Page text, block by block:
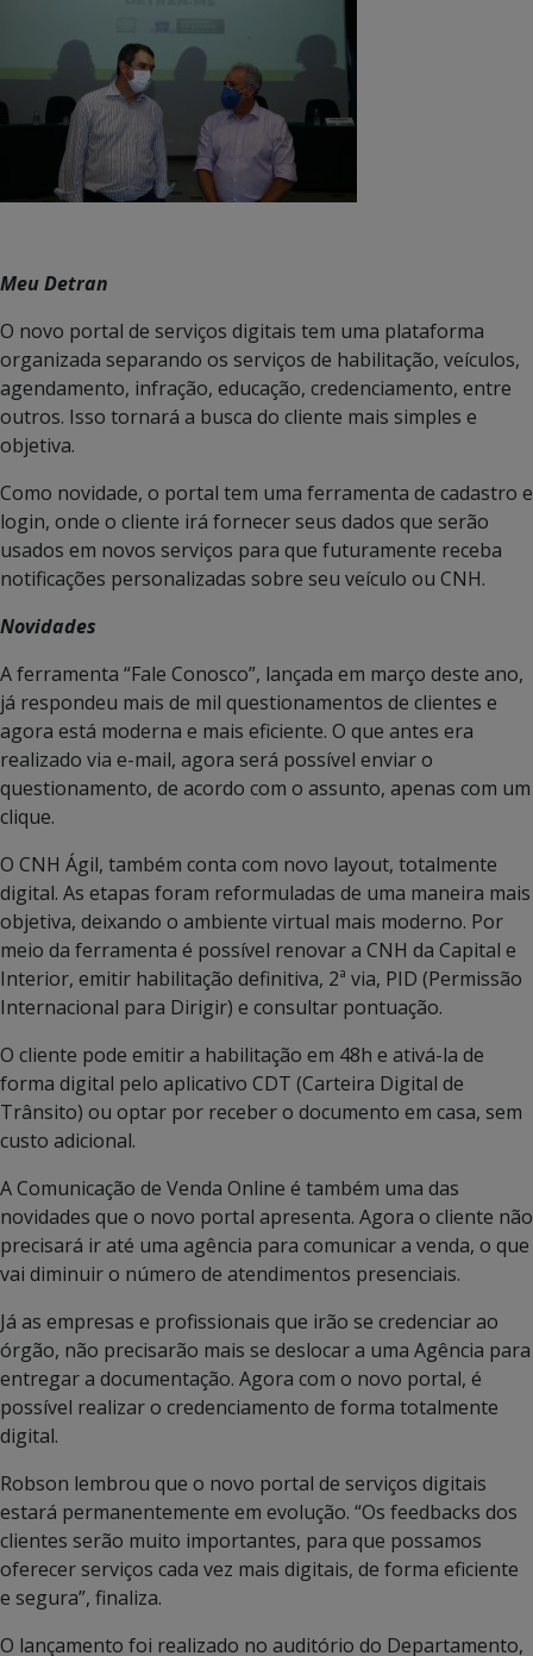
Meu Detran
O novo portal de serviços digitais tem uma plataforma
organizada separando os serviços de habilitação, veículos,
agendamento, infração, educação, credenciamento, entre
outros. Isso tornará a busca do cliente mais simples e
objetiva.
Como novidade, o portal tem uma ferramenta de cadastro e
login, onde o cliente irá fornecer seus dados que serão
usados em novos serviços para que futuramente receba
notificações personalizadas sobre seu veículo ou CNH.
Novidades
A ferramenta “Fale Conosco”, lançada em março deste ano,
já respondeu mais de mil questionamentos de clientes e
agora está moderna e mais eficiente. O que antes era
realizado via e-mail, agora será possível enviar o
questionamento, de acordo com o assunto, apenas com um
clique.
O CNH Ágil, também conta com novo layout, totalmente
digital. As etapas foram reformuladas de uma maneira mais
objetiva, deixando o ambiente virtual mais moderno. Por
meio da ferramenta é possível renovar a CNH da Capital e
Interior, emitir habilitação definitiva, 2ª via, PID (Permissão
Internacional para Dirigir) e consultar pontuação.
O cliente pode emitir a habilitação em 48h e ativá-la de
forma digital pelo aplicativo CDT (Carteira Digital de
Trânsito) ou optar por receber o documento em casa, sem
custo adicional.
A Comunicação de Venda Online é também uma das
novidades que o novo portal apresenta. Agora o cliente não
precisará ir até uma agência para comunicar a venda, o que
vai diminuir o número de atendimentos presenciais.
Já as empresas e profissionais que irão se credenciar ao
órgão, não precisarão mais se deslocar a uma Agência para
entregar a documentação. Agora com o novo portal, é
possível realizar o credenciamento de forma totalmente
digital.
Robson lembrou que o novo portal de serviços digitais
estará permanentemente em evolução. “Os feedbacks dos
clientes serão muito importantes, para que possamos
oferecer serviços cada vez mais digitais, de forma eficiente
e segura”, finaliza.
O lançamento foi realizado no auditório do Departamento,